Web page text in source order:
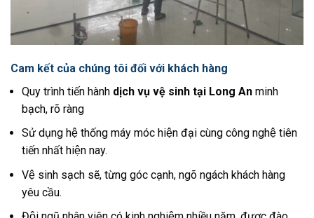
Cam kết của chúng tôi đối với khách hàng
Quy trình tiến hành dịch vụ vệ sinh tại Long An minh
bạch, rõ ràng
Sử dụng hệ thống máy móc hiện đại cùng công nghệ tiên
tiến nhất hiện nay.
Vệ sinh sạch sẽ, từng góc cạnh, ngõ ngách khách hàng
yêu cầu.